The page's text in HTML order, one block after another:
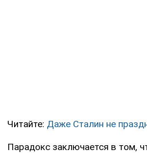
Читайте: Даже Сталин не
Парадокс заключается в том,